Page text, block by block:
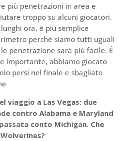
più penetrazioni in area e
troppo su alcuni giocatori.
ora, è più semplice
perché siamo tutti uguali
penetrazione sarà più facile. É
importante, abbiamo giocato
persi nel finale e sbagliato
viaggio a Las Vegas: due
contro Alabama e Maryland
conto Michigan. Che